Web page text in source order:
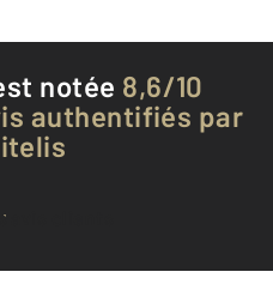
notée 8,6/10
authentifiés par
avis clients